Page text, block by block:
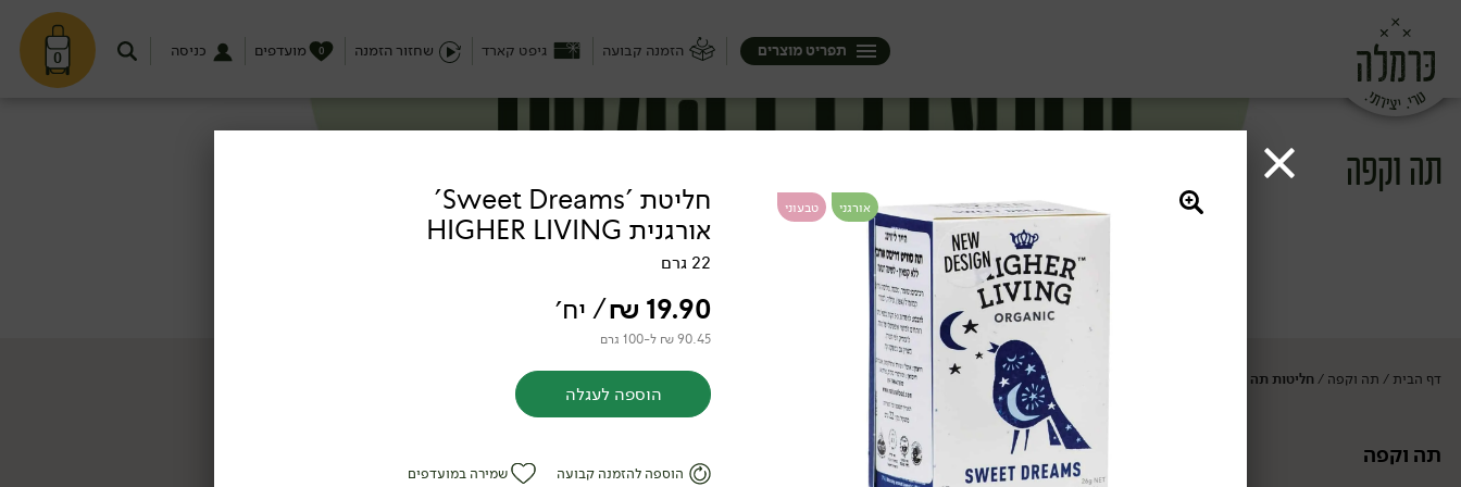
0 הזמנה קבועה גיפט קארד שחזור הזמנה מועדפים 0 כניסה תפריט מוצרים
תה וקפה
דף הבית / תה וקפה / חליטות תה ומאצ'ה
תה וקפה חליטות תה ומאצ'ה
אורגני טבעוני
חליטת 'Sweet Dreams'
אורגנית HIGHER LIVING
22 גרם
19.90
₪/ יח׳
90.45 ₪ ל-100 גרם
הוספה לעגלה
הוספה להזמנה קבועה שמירה במועדפים